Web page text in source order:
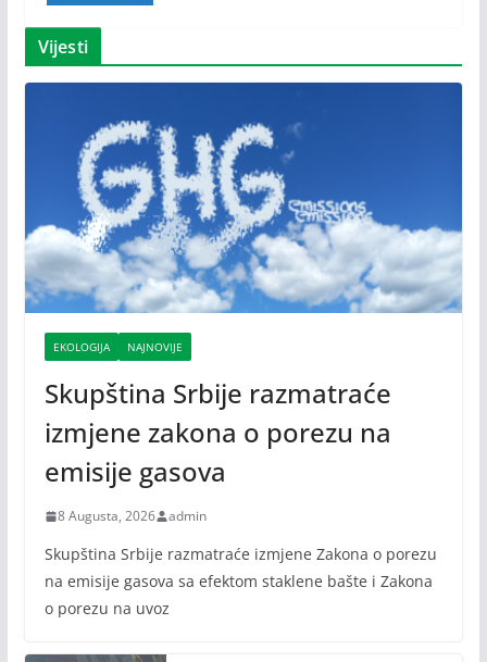
Vijesti
EKOLOGIJA NAJNOVIJE
Skupština Srbije razmatraće
izmjene zakona o porezu na
emisije gasova
8 Augusta, 2026 admin
Skupština Srbije razmatraće izmjene Zakona o porezu
na emisije gasova sa efektom staklene bašte i Zakona
o porezu na uvoz